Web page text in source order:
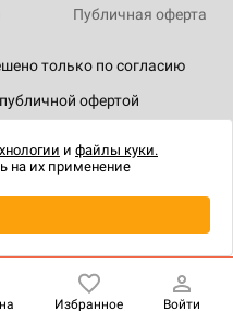
наличии
только по согласию
офертой
Публичная оферта
Избранное Войти
и файлы куки.
на их применение